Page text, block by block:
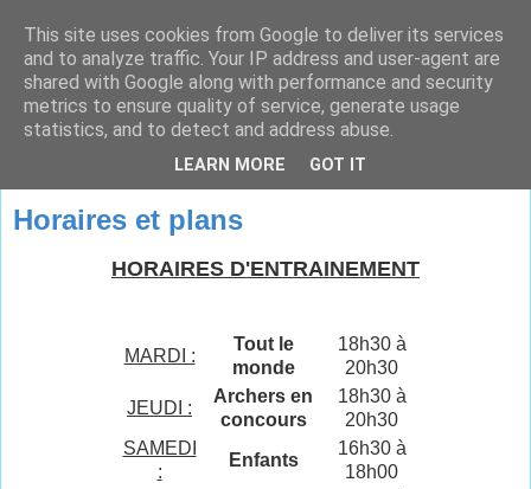
Horaires et plans
HORAIRES D'ENTRAINEMENT
MARDI :
Tout le
monde
18h30 à
20h30
JEUDI :
Archers en
concours
18h30 à
20h30
SAMEDI
:
Enfants
16h30 à
18h00
This site uses cookies from Google to deliver its services
and to analyze traffic. Your IP address and user-agent are
shared with Google along with performance and security
metrics to ensure quality of service, generate usage
statistics, and to detect and address abuse.
LEARN MORE GOT IT